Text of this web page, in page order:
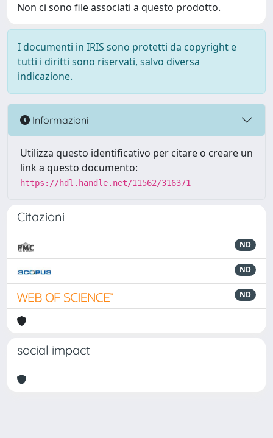
Non ci sono file associati a questo prodotto.
I documenti in IRIS sono protetti da copyright e
tutti i diritti sono riservati, salvo diversa
indicazione.
Informazioni
Utilizza questo identificativo per citare o creare un
link a questo documento:
https://hdl.handle.net/11562/316371
Citazioni
ND
ND
ND
social impact